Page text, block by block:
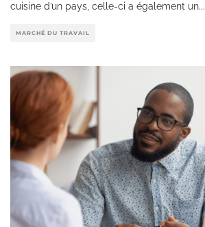
cuisine d’un pays, celle-ci a également un...
MARCHÉ DU TRAVAIL